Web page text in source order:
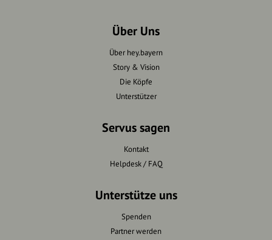
Über Uns
Über hey.bayern
Story & Vision
Die Köpfe
Unterstützer
Servus sagen
Kontakt
Helpdesk / FAQ
Unterstütze uns
Spenden
Partner werden